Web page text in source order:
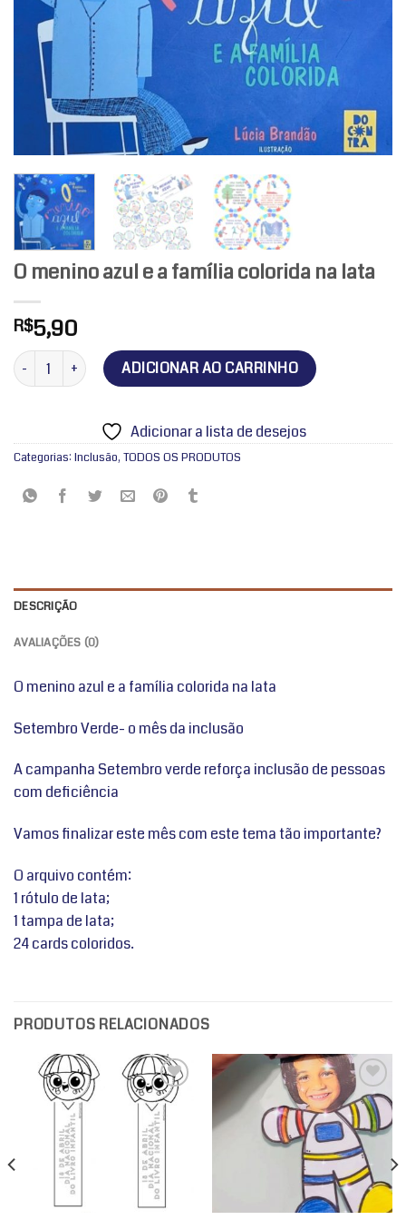
O menino azul e a família colorida na lata
R$5,90
O menino azul e a família colorida na lata quantidade
ADICIONAR AO CARRINHO
Adicionar a lista de desejos
Categorias: Inclusão, TODOS OS PRODUTOS
DESCRIÇÃO
AVALIAÇÕES (0)
O menino azul e a família colorida na lata
Setembro Verde- o mês da inclusão
A campanha Setembro verde reforça inclusão de pessoas
com deficiência
Vamos finalizar este mês com este tema tão importante?
O arquivo contém:
1 rótulo de lata;
1 tampa de lata;
24 cards coloridos.
PRODUTOS RELACIONADOS
Adicionar
a lista de
desejos
Adicionar
a lista de
desejos